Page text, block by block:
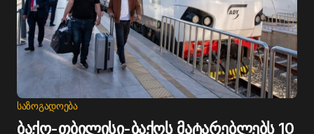
ᲡᲐᲖᲝᲒᲐᲓᲝᲔᲑᲐ
ბაქო-თბილისი-ბაქოს მატარებლებს 10